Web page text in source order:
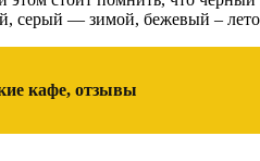
серый — зимой, бежевый –
кафе, отзывы